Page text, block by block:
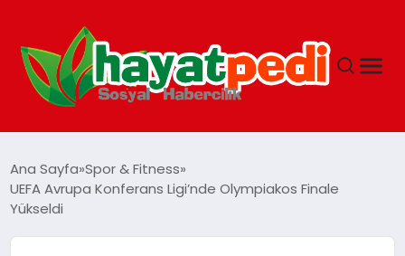
YAŞAM
Ana Sayfa Spor & Fitness
UEFA Avrupa Konferans Ligi’nde Olympiakos Finale
Yükseldi